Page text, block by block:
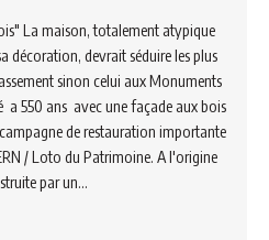
La maison, totalement atypique
décoration, devrait séduire les plus
sinon celui aux Monuments
a 550 ans avec une façade aux bois
de restauration importante
/ Loto du Patrimoine. A l'origine
par un…